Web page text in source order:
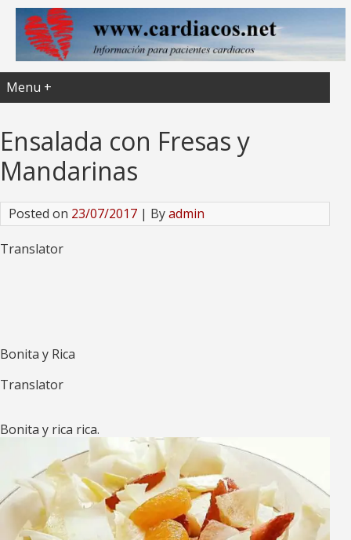
Menu +
Ensalada con Fresas y
Mandarinas
Posted on 23/07/2017 | Byadmin
Translator
Bonita y Rica
Translator
Bonita y rica rica.